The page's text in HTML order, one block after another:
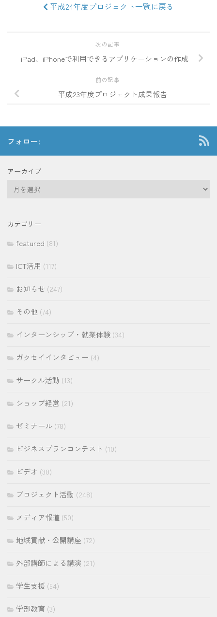
平成24年度プロジェクト一覧に戻る
次の記事
iPad、iPhoneで利用できるアプリケーションの作成
前の記事
平成23年度プロジェクト成果報告
フォロー:
アーカイブ
イ
カテゴリー
featured (81)
ICT活用 (117)
お知らせ (247)
その他 (74)
インターンシップ・就業体験 (34)
ガクセイインタビュー (4)
サークル活動 (13)
ショップ経営 (21)
ゼミナール (78)
ビジネスプランコンテスト (10)
ビデオ (30)
プロジェクト活動 (248)
メディア報道 (50)
地域貢献・公開講座 (72)
外部講師による講演 (21)
学生支援 (54)
学部教育 (3)